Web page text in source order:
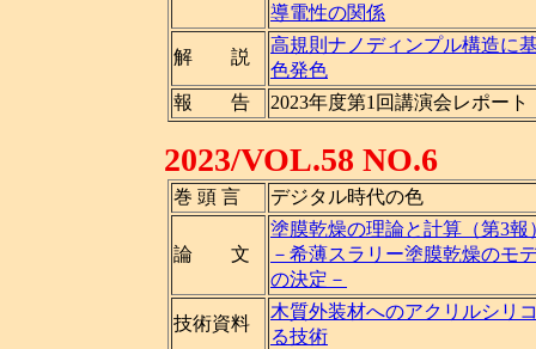
導電性の関係
解 説
高規則ナノディンプル構造に
色発色
報 告
2023年度第1回講演会レポート
2023/VOL.58 NO.6
巻 頭 言 デジタル時代の色
論 文
塗膜乾燥の理論と計算（第3報
－希薄スラリー塗膜乾燥のモ
の決定－
技術資料
木質外装材へのアクリルシリ
る技術